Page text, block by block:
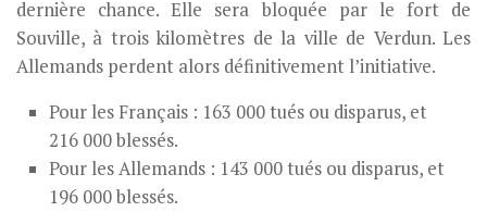
dernière chance. Elle sera bloquée par le fort de
Souville, à trois kilomètres de la ville de Verdun. Les
Allemands perdent alors définitivement l’initiative.
Pour les Français : 163 000 tués ou disparus, et
216 000 blessés.
Pour les Allemands : 143 000 tués ou disparus, et
196 000 blessés.